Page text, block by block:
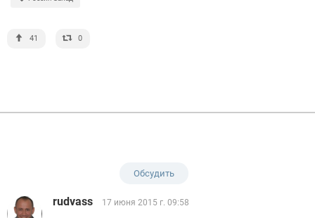
41 0
Обсудить
rudvass 17 июня 2015 г. 09:58